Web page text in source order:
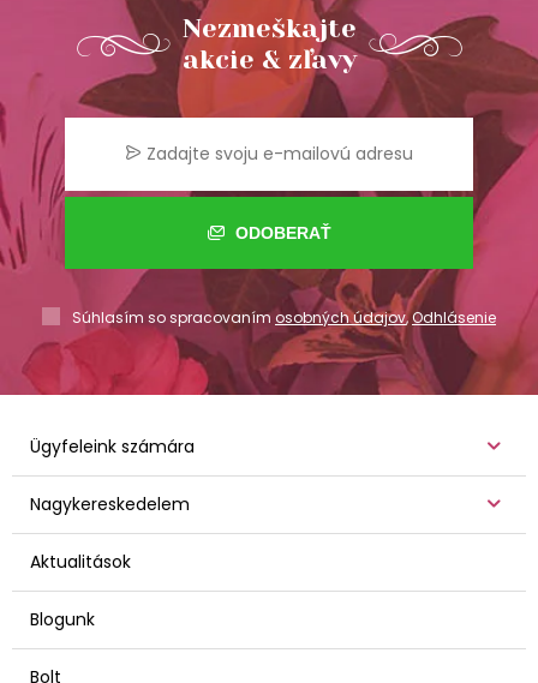
Nezmeškajte
akcie & zľavy
ODOBERAŤ
Súhlasím so spracovaním osobných údajov,Odhlásenie
Ügyfeleink számára
Nagykereskedelem
Aktualitások
Blogunk
Bolt